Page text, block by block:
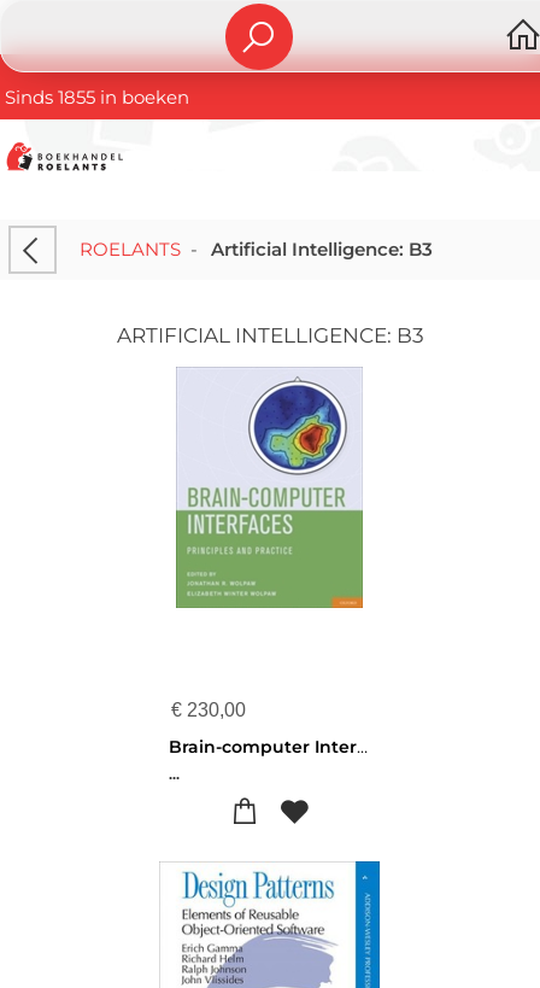
Sinds 1855 in boeken
ROELANTS- Artificial Intelligence: B3
ARTIFICIAL INTELLIGENCE: B3
€ 230,00
Brain-computer Interfaces
...